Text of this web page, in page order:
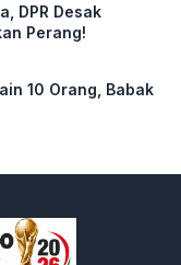
DPR Desak
Perang!
10 Orang, Babak